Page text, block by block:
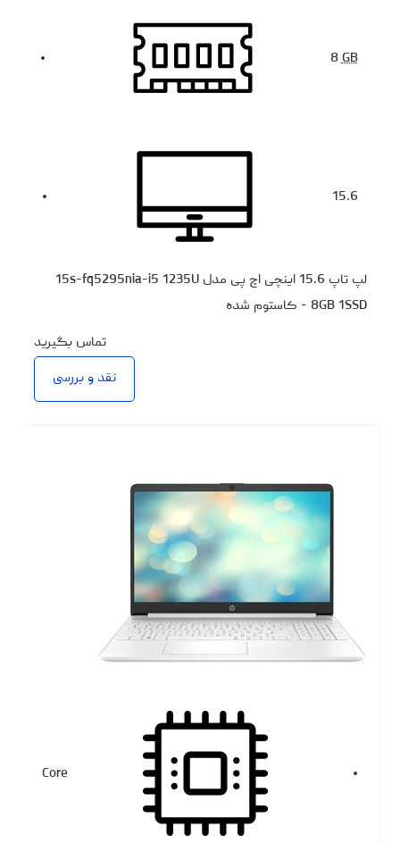
8GB
15.6
لپ تاپ 15.6 اینچی اچ‌ پی مدل 15s-fq5295nia-i5 1235U
8GB 1SSD - کاستوم شده
تماس بگیرید
نقد و بررسی
Core